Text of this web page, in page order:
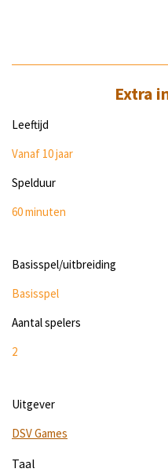
Extra
Leeftijd
Vanaf 10 jaar
Spelduur
60 minuten
Basisspel/uitbreiding
Basisspel
Aantal spelers
2
Uitgever
DSV Games
Taal